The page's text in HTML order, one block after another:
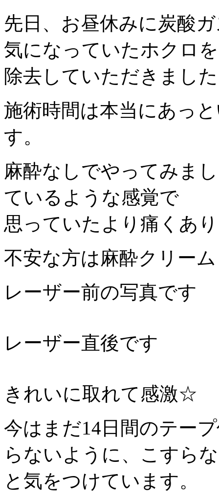
先日、お昼休みに炭酸
気になっていたホクロを
除去していただきまし
施術時間は本当にあっ
す。
麻酔なしでやってみま
ているような感覚で
思っていたより痛くあ
不安な方は麻酔クリー
レーザー前の写真です
レーザー直後です
きれいに取れて感激☆
今はまだ14日間のテー
らないように、こすら
と気をつけています。